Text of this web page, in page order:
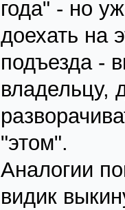
года" - но
доехать на
подъезда -
владельцу,
"этом".
Аналогии
видик